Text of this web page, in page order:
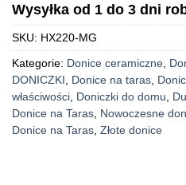
Wysyłka od 1 do 3 dni
SKU: HX220-MG
Kategorie: Donice ceramiczne
DONICZKI
Donice na taras
właściwości Doniczki do domu
Donice na Taras Nowoczesne
Donice na Taras Złote donice